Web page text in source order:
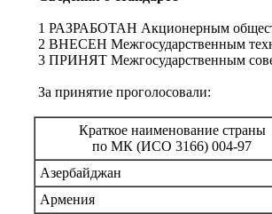
1 РАЗРАБОТАН Акционерным
2 ВНЕСЕН Межгосударственным
3 ПРИНЯТ Межгосударственным
За принятие проголосовали:
Краткое наименование страны
по МК (ИСО 3166) 004-97
Азербайджан
Армения